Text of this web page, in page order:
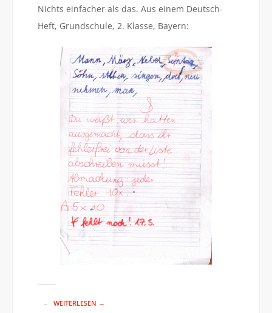
Nichts einfacher als das. Aus einem Deutsch-
Heft, Grundschule, 2. Klasse, Bayern:
WEITERLESEN →